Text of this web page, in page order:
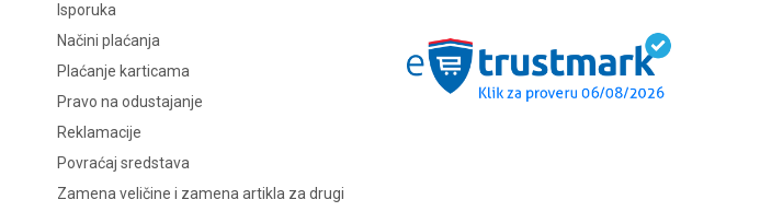
Isporuka
Načini plaćanja
Plaćanje karticama
Pravo na odustajanje
Reklamacije
Povraćaj sredstava
Zamena veličine i zamena artikla za drugi